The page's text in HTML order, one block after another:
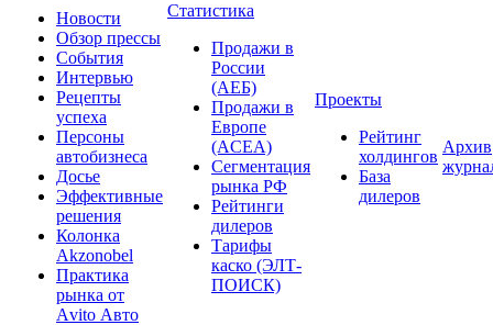
Новости
Обзор прессы
События
Интервью
Рецепты
успеха
Персоны
автобизнеса
Досье
Эффективные
решения
Колонка
Akzonobel
Практика
рынка от
Аvito Авто
Статистика
Продажи в
России
(АЕБ)
Продажи в
Европе
(ACEA)
Сегментация
рынка РФ
Рейтинги
дилеров
Тарифы
каско (ЭЛТ-
ПОИСК)
Проекты
Рейтинг
холдингов
База
дилеров
Архив